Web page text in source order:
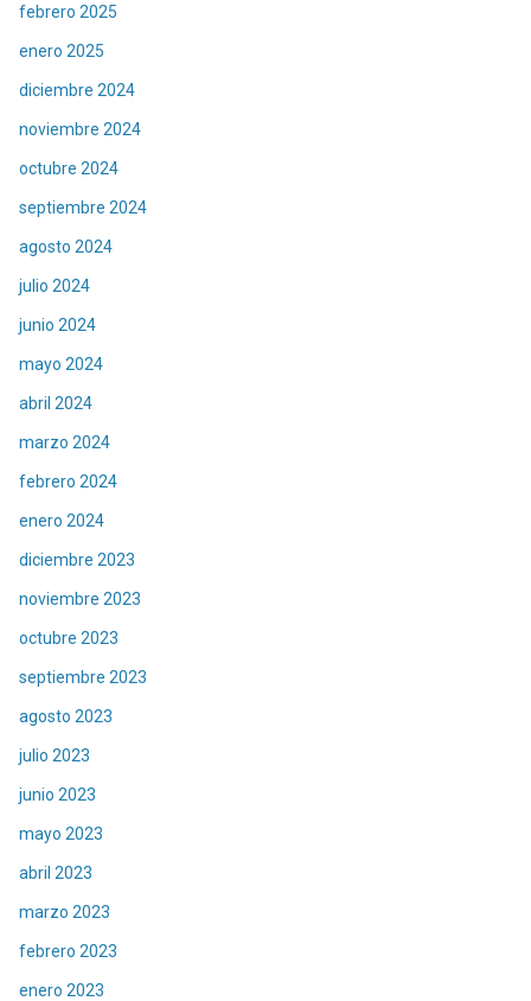
febrero 2025
enero 2025
diciembre 2024
noviembre 2024
octubre 2024
septiembre 2024
agosto 2024
julio 2024
junio 2024
mayo 2024
abril 2024
marzo 2024
febrero 2024
enero 2024
diciembre 2023
noviembre 2023
octubre 2023
septiembre 2023
agosto 2023
julio 2023
junio 2023
mayo 2023
abril 2023
marzo 2023
febrero 2023
enero 2023